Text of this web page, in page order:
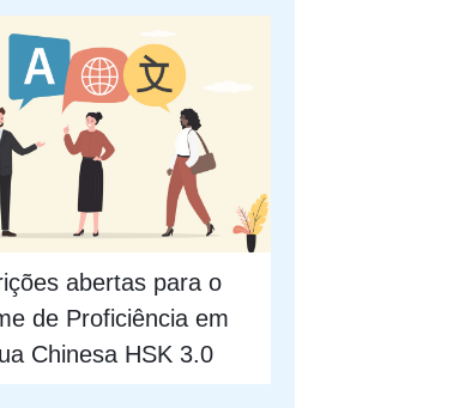
abertas para o
de Proficiência em
Chinesa HSK 3.0